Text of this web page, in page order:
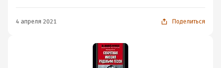
4 апреля 2021 Поделиться